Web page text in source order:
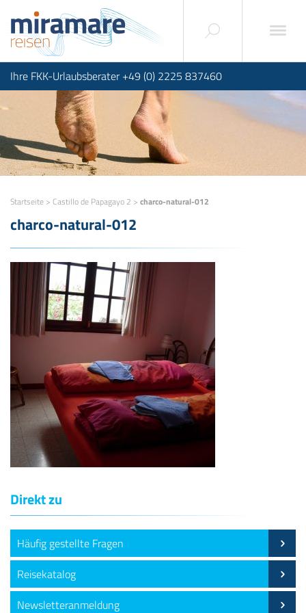
Ihre FKK-Urlaubsberater +49 (0) 2225 837460
Startseite > Castillo de Papagayo 2 > charco-natural-012
charco-natural-012
Direkt zu
Häufig gestellte Fragen
Reisekatalog
Newsletteranmeldung